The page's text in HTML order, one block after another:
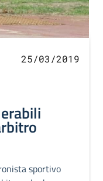
25/03/2019
sportivo